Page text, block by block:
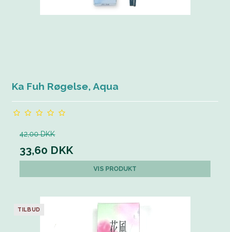
Ka Fuh Røgelse, Aqua
42,00 DKK
33,60 DKK
VIS PRODUKT
TILBUD